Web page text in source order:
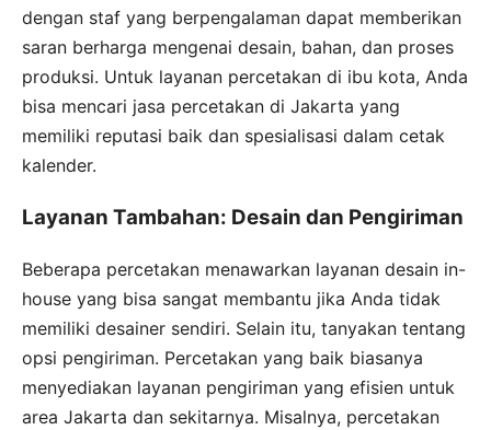
dengan staf yang berpengalaman dapat memberikan
saran berharga mengenai desain, bahan, dan proses
produksi. Untuk layanan percetakan di ibu kota, Anda
bisa mencari jasa percetakan di Jakarta yang
memiliki reputasi baik dan spesialisasi dalam cetak
kalender.
Layanan Tambahan: Desain dan Pengiriman
Beberapa percetakan menawarkan layanan desain in-
house yang bisa sangat membantu jika Anda tidak
memiliki desainer sendiri. Selain itu, tanyakan tentang
opsi pengiriman. Percetakan yang baik biasanya
menyediakan layanan pengiriman yang efisien untuk
area Jakarta dan sekitarnya. Misalnya, percetakan